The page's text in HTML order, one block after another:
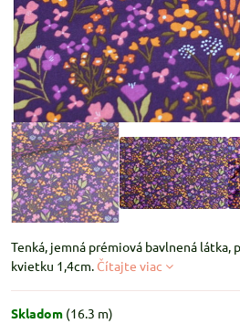
Tenká, jemná prémiová bavlnená látka,
kvietku 1,4cm. Čítajte viac
Skladom (16.3 m)